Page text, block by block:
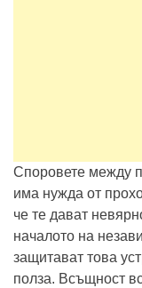
Споровете между
има нужда от
че те дават
началото на
защитават това
полза. Всъщност